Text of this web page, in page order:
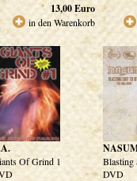
13,00Euro
in den Warenkorb
Of Grind 1
Blasting
DVD